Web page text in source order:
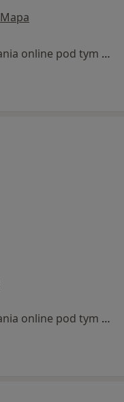
Mapa
Specjalista nie oferuje umawiania online pod tym adresem.
Specjalista nie oferuje umawiania online pod tym adresem.